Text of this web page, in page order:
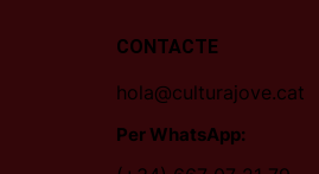
CONTACTE
hola@culturajove.cat
Per WhatsApp: